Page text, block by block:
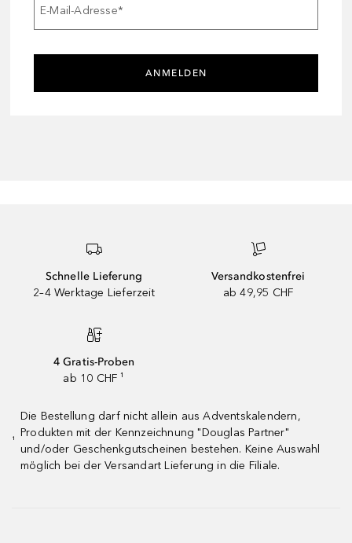
E-Mail-Adresse*
ANMELDEN
Schnelle Lieferung
2–4 Werktage Lieferzeit
Versandkostenfrei
ab 49,95 CHF
4 Gratis-Proben
ab 10 CHF ¹
¹
Die Bestellung darf nicht allein aus Adventskalendern,
Produkten mit der Kennzeichnung "Douglas Partner"
und/oder Geschenkgutscheinen bestehen. Keine Auswahl
möglich bei der Versandart Lieferung in die Filiale.